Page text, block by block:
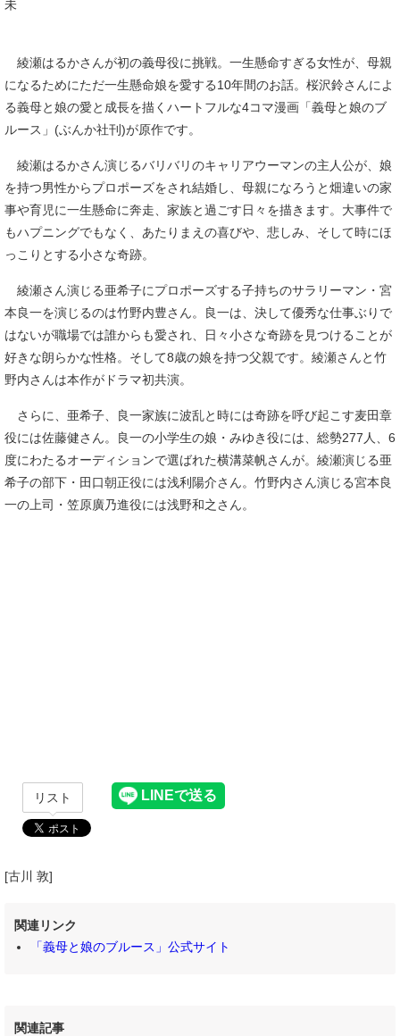
未
綾瀬はるかさんが初の義母役に挑戦。一生懸命すぎる女性が、母親
になるためにただ一生懸命娘を愛する10年間のお話。桜沢鈴さんによ
る義母と娘の愛と成長を描くハートフルな4コマ漫画「義母と娘のブ
ルース」(ぶんか社刊)が原作です。
綾瀬はるかさん演じるバリバリのキャリアウーマンの主人公が、娘
を持つ男性からプロポーズをされ結婚し、母親になろうと畑違いの家
事や育児に一生懸命に奔走、家族と過ごす日々を描きます。大事件で
もハプニングでもなく、あたりまえの喜びや、悲しみ、そして時にほ
っこりとする小さな奇跡。
綾瀬さん演じる亜希子にプロポーズする子持ちのサラリーマン・宮
本良一を演じるのは竹野内豊さん。良一は、決して優秀な仕事ぶりで
はないが職場では誰からも愛され、日々小さな奇跡を見つけることが
好きな朗らかな性格。そして8歳の娘を持つ父親です。綾瀬さんと竹
野内さんは本作がドラマ初共演。
さらに、亜希子、良一家族に波乱と時には奇跡を呼び起こす麦田章
役には佐藤健さん。良一の小学生の娘・みゆき役には、総勢277人、6
度にわたるオーディションで選ばれた横溝菜帆さんが。綾瀬演じる亜
希子の部下・田口朝正役には浅利陽介さん。竹野内さん演じる宮本良
一の上司・笠原廣乃進役には浅野和之さん。
リスト
[古川 敦]
関連リンク
「義母と娘のブルース」公式サイト
関連記事